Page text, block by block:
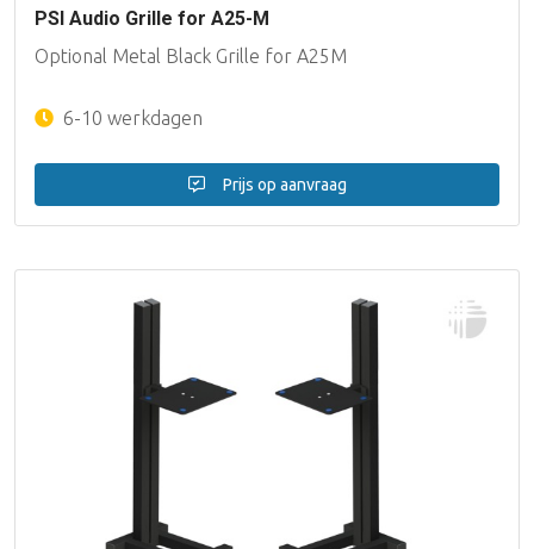
PSI Audio Grille for A25-M
Optional Metal Black Grille for A25M
6-10 werkdagen
Prijs op aanvraag